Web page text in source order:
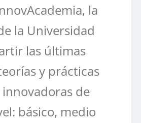
la
la Universidad
las últimas
y prácticas
de
básico, medio